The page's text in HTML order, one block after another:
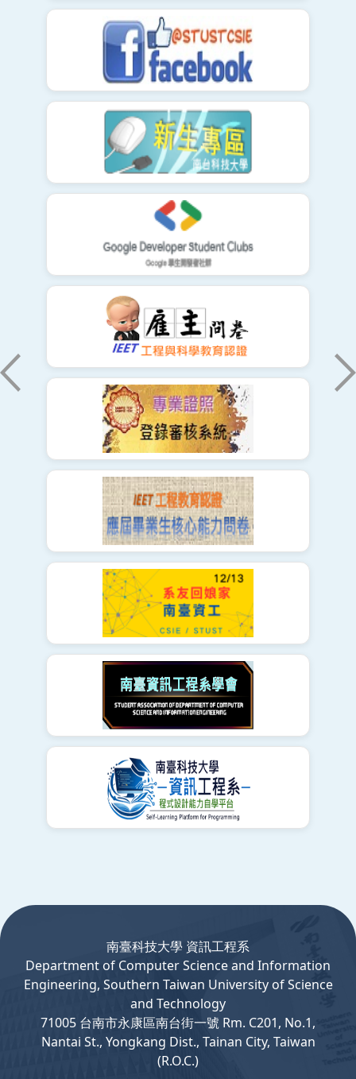
南臺科技大學 資訊工程系
Departmentof ComputerScience and Information
Engineering, Southern Taiwan University of Science
and Technology
71005 台南市永康區南台街一號 Rm. C201, No.1,
Nantai St., Yongkang Dist., Tainan City, Taiwan
(R.O.C.)